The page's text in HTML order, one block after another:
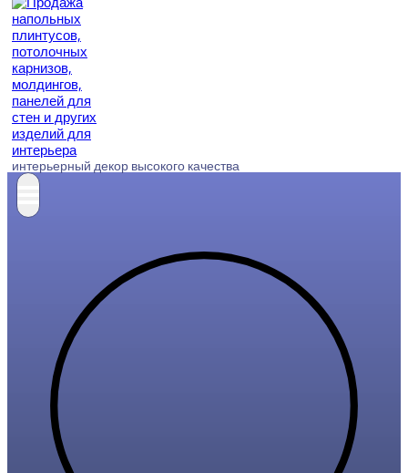
интерьерный декор высокого качества